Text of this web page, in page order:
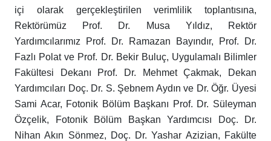
içi olarak gerçekleştirilen verimlilik toplantısına,
Rektörümüz Prof. Dr. Musa Yıldız, Rektör
Yardımcılarımız Prof. Dr. Ramazan Bayındır, Prof. Dr.
Fazlı Polat ve Prof. Dr. Bekir Buluç, Uygulamalı Bilimler
Fakültesi Dekanı Prof. Dr. Mehmet Çakmak, Dekan
Yardımcıları Doç. Dr. S. Şebnem Aydın ve Dr. Öğr. Üyesi
Sami Acar, Fotonik Bölüm Başkanı Prof. Dr. Süleyman
Özçelik, Fotonik Bölüm Başkan Yardımcısı Doç. Dr.
Nihan Akın Sönmez, Doç. Dr. Yashar Azizian, Fakülte